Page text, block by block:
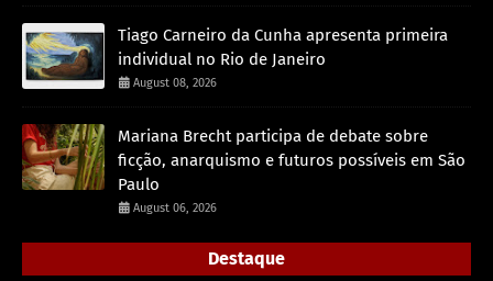
Tiago Carneiro da Cunha apresenta primeira
individual no Rio de Janeiro
August 08, 2026
Mariana Brecht participa de debate sobre
ficção, anarquismo e futuros possíveis em São
Paulo
August 06, 2026
Destaque